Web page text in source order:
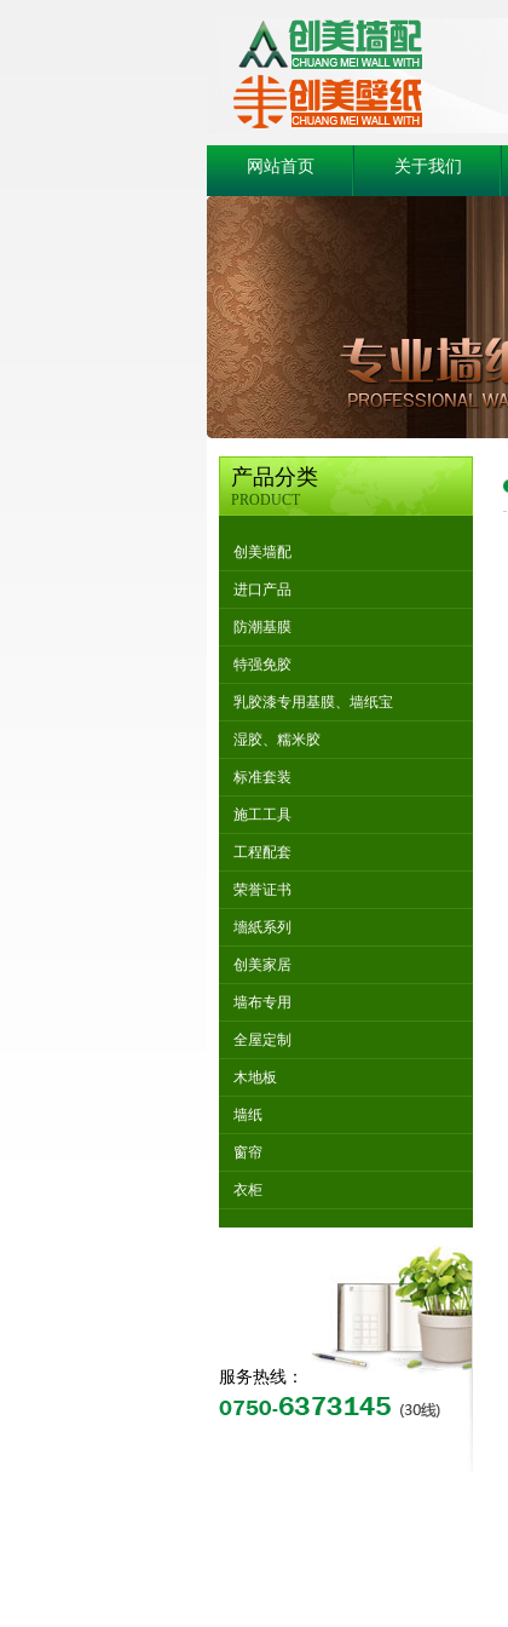
网站首页 关于我们
产品分类
PRODUCT
创美墙配
进口产品
防潮基膜
特强免胶
乳胶漆专用基膜、墙纸宝
湿胶、糯米胶
标准套装
施工工具
工程配套
荣誉证书
墻紙系列
创美家居
墙布专用
全屋定制
木地板
墙纸
窗帘
衣柜
服务热线：